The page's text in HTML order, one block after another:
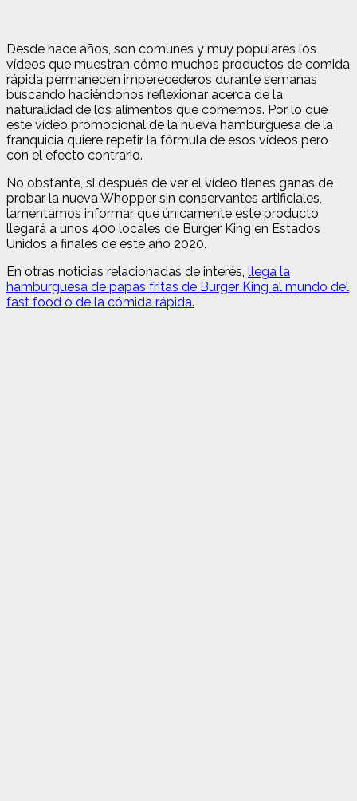
Desde hace años, son comunes y muy populares los
vídeos que muestran cómo muchos productos de comida
rápida permanecen imperecederos durante semanas
buscando haciéndonos reflexionar acerca de la
naturalidad de los alimentos que comemos. Por lo que
este vídeo promocional de la nueva hamburguesa de la
franquicia quiere repetir la fórmula de esos vídeos pero
con el efecto contrario.
No obstante, si después de ver el vídeo tienes ganas de
probar la nueva Whopper sin conservantes artificiales,
lamentamos informar que únicamente este producto
llegará a unos 400 locales de Burger King en Estados
Unidos a finales de este año 2020.
En otras noticias relacionadas de interés, llega la
hamburguesa de papas fritas de Burger King al mundo del
fast food o de la cómida rápida.